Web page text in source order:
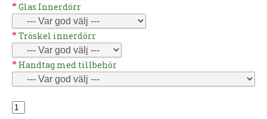
Glas Innerdörr
Tröskel innerdörr
Handtag med tillbehör